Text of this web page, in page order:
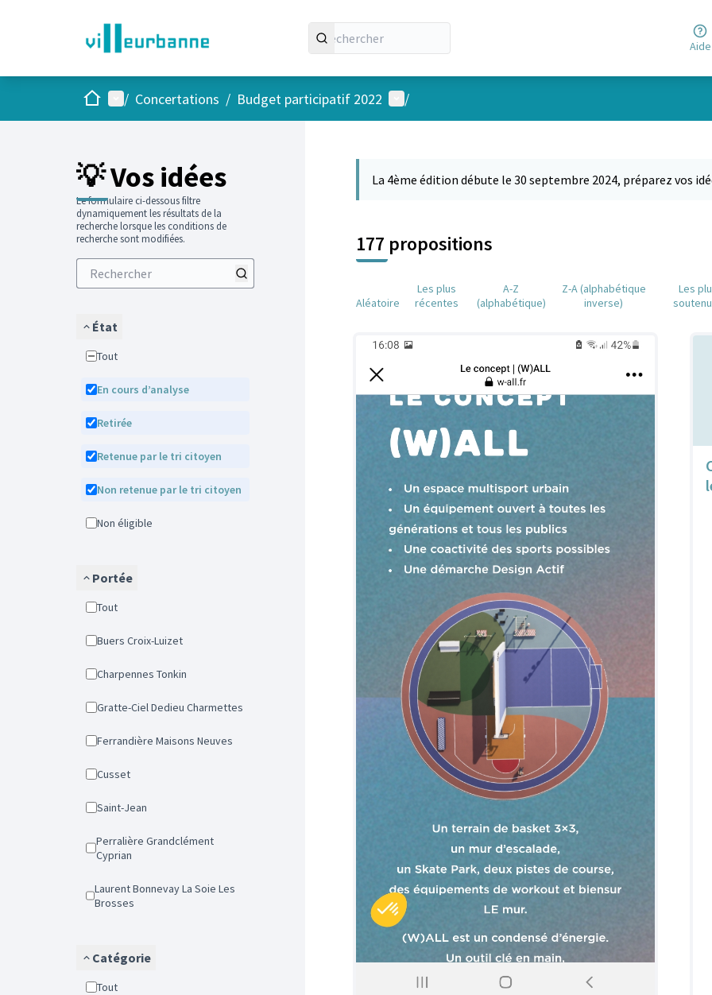
Aide
AccueilMenu principal
/ Concertations / Budget participatif 2022 Menu utilisateur
/
💡 Vos idées
Le formulaire ci-dessous filtre
dynamiquement les résultats de la
recherche lorsque les conditions de
recherche sont modifiées.
État
Tout
En cours d’analyse
Retirée
Retenue par le tri citoyen
Non retenue par le tri citoyen
Non éligible
Portée
Tout
Buers Croix-Luizet
Charpennes Tonkin
Gratte-Ciel Dedieu Charmettes
Ferrandière Maisons Neuves
Cusset
Saint-Jean
Perralière Grandclément
Cyprian
Laurent Bonnevay La Soie Les
Brosses
Catégorie
Tout
La 4ème édition débute le 30 septembre 2024, préparez vos
177 propositions
Aléatoire
Les plus
récentes
A-Z
(alphabétique)
Z-A (alphabétique
inverse)
Les